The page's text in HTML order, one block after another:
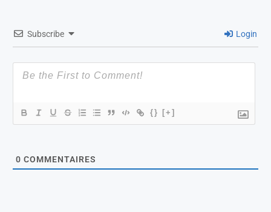
Subscribe Login
{} [+]
0 COMMENTAIRES